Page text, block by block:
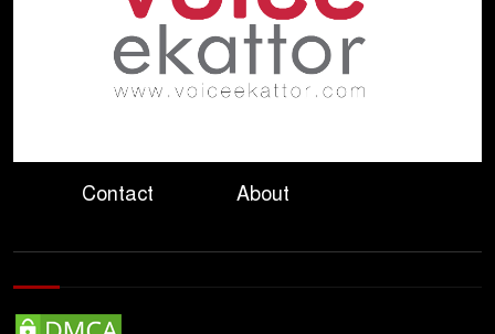
দেশে কেউ কেউ অহেতুক ইস্যুতে
অস্থিতিশীল পরিস্থিতি সৃষ্টির চেষ্টা
করছে : প্রধানমন্ত্রী
রাজনৈতিক লড়াই: তথ্যমন্ত্রী
৯
Contact About